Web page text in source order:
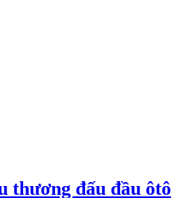
thương đấu đầu ôtô